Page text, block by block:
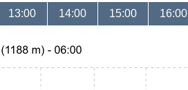
13:00 14:00 15:00 16:00